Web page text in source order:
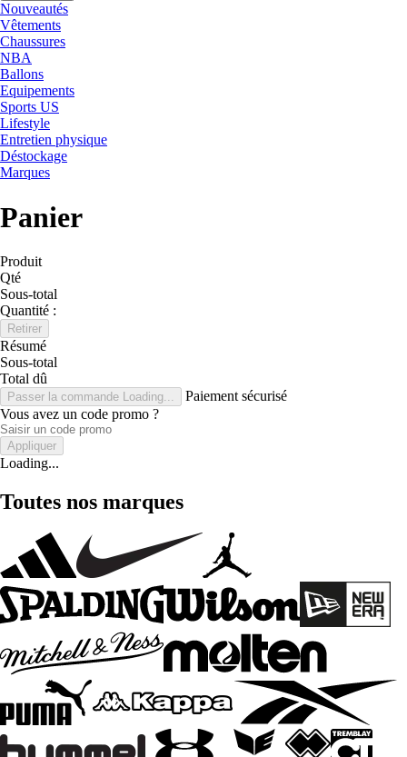
Nouveautés
Vêtements
Chaussures
NBA
Ballons
Equipements
Sports US
Lifestyle
Entretien physique
Déstockage
Marques
Panier
Produit
Qté
Sous-total
Quantité :
Retirer
Résumé
Sous-total
Total dû
Passer la commande Loading...
Paiement sécurisé
Vous avez un code promo ?
Appliquer
Loading...
Toutes nos marques